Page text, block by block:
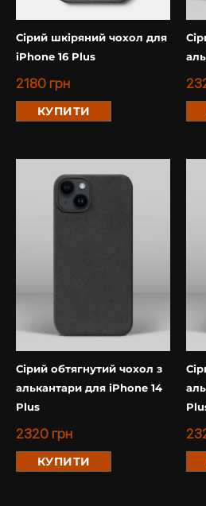
Сірий шкіряний чохол для
iPhone 16 Plus
2180 грн
КУПИТИ
Сірий обтягнутий чохол з
алькантари для iPhone 14
Plus
2320 грн
КУПИТИ